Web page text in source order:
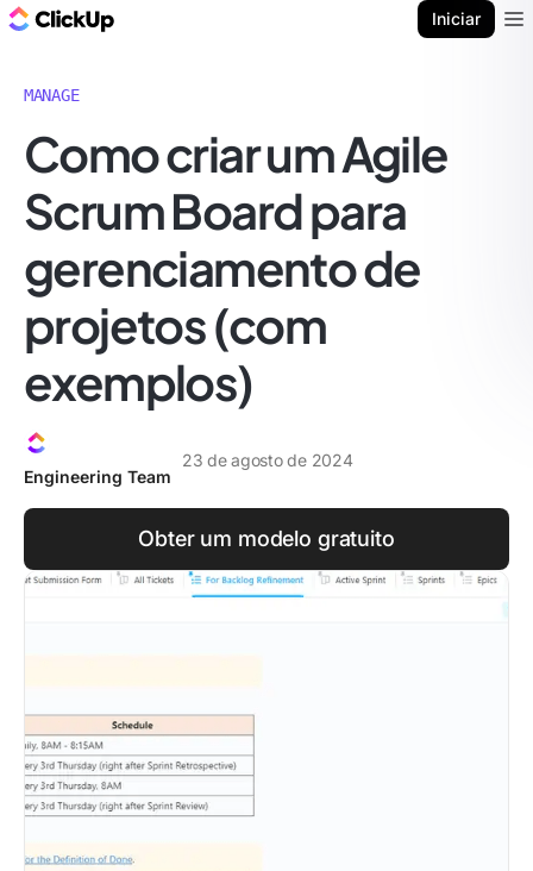
Iniciar
MANAGE
Como criar um Agile
Scrum Board para
gerenciamento de
projetos (com
exemplos)
Engineering Team
23 de agosto de 2024
Obter um modelo gratuito